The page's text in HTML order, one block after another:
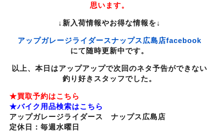
思います。
↓新入荷情報やお得な情報を↓
アップガレージライダースナップス広島店facebook
にて随時更新中です。
以上、本日はアップアップで次回のネタ予告ができない
釣り好きスタッフでした。
★買取予約はこちら
★バイク用品検索はこちら
アップガレージライダース ナップス広島店
定休日：毎週水曜日